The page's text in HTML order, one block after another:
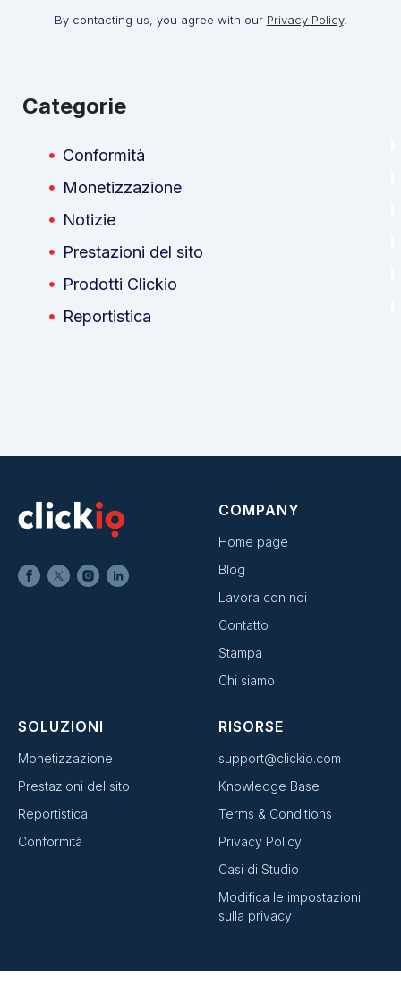
By contacting us, you agree with our Privacy Policy.
Categorie
Conformità
Monetizzazione
Notizie
Prestazioni del sito
Prodotti Clickio
Reportistica
COMPANY
Home page
Blog
Lavora con noi
Contatto
Stampa
Chi siamo
SOLUZIONI
Monetizzazione
Prestazioni del sito
Reportistica
Conformità
RISORSE
support@clickio.com
Knowledge Base
Terms & Conditions
Privacy Policy
Casi di Studio
Modifica le impostazioni
sulla privacy